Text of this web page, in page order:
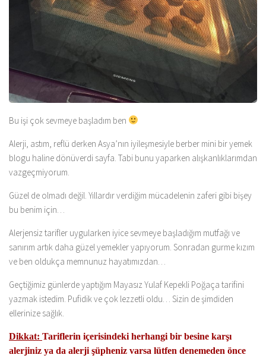
Bu işi çok sevmeye başladım ben
Alerji, astım, reflü derken Asya’nın iyileşmesiyle berber mini bir yemek
blogu haline dönüverdi sayfa. Tabi bunu yaparken alışkanlıklarımdan
vazgeçmiyorum.
Güzel de olmadı değil. Yıllardır verdiğim mücadelenin zaferi gibi bişey
bu benim için…
Alerjensiz tarifler uygularken iyice sevmeye başladığım mutfağı ve
sanırım artık daha güzel yemekler yapıyorum. Sonradan gurme kızım
ve ben oldukça memnunuz hayatımızdan…
Geçtiğimiz günlerde yaptığım Mayasız Yulaf Kepekli Poğaça tarifini
yazmak istedim. Pufidik ve çok lezzetli oldu… Sizin de şimdiden
ellerinize sağlık.
Dikkat: Tariflerin içerisindeki herhangi bir besine karşı
alerjiniz ya da alerji şüpheniz varsa lütfen denemeden önce